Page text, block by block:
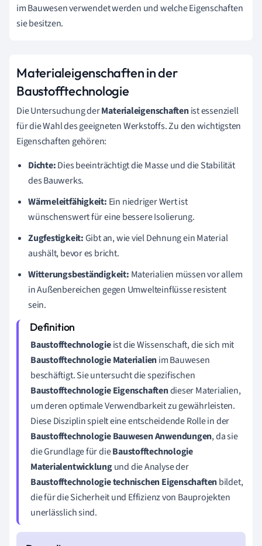
im Bauwesen verwendet werden und welche Eigenschaften
sie besitzen.
Materialeigenschaften in der
Baustofftechnologie
Die Untersuchung derMaterialeigenschaftenist essenziell
für die Wahl des geeigneten Werkstoffs. Zu den wichtigsten
Eigenschaften gehören:
Dichte:Dies beeinträchtigt die Masse und die Stabilität
des Bauwerks.
Wärmeleitfähigkeit: Ein niedriger Wert ist
wünschenswert für eine bessere Isolierung.
Zugfestigkeit:Gibt an, wie viel Dehnung ein Material
aushält, bevor es bricht.
Witterungsbeständigkeit: Materialien müssen vor allem
in Außenbereichen gegen Umwelteinflüsse resistent
sein.
Baustofftechnologieist die Wissenschaft, die sich mit
Baustofftechnologie Materialienim Bauwesen
beschäftigt. Sie untersucht die spezifischen
Baustofftechnologie Eigenschaftendieser Materialien,
um deren optimale Verwendbarkeit zu gewährleisten.
Diese Disziplin spielt eine entscheidende Rolle in der
Baustofftechnologie Bauwesen Anwendungen, da sie
die Grundlage für dieBaustofftechnologie
Materialentwicklungund die Analyse der
Baustofftechnologie technischen Eigenschaftenbildet,
die für die Sicherheit und Effizienz von Bauprojekten
unerlässlich sind.